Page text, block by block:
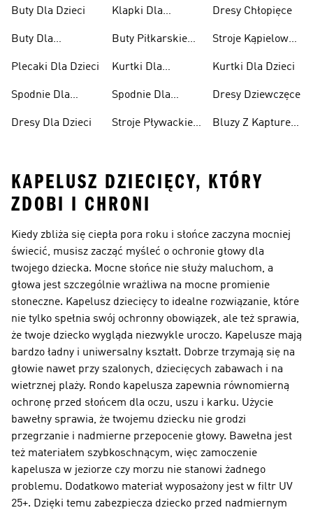
Buty Dla Dzieci
Buty Dla
Plecaki Dla Dzieci
Spodnie Dla
Dresy Dla Dzieci
Klapki Dla
Buty Piłkarskie
Kurtki Dla
Spodnie Dla
Stroje Pływackie
Dresy Chłopięce
Stroje Kąpielowe
Kurtki Dla Dzieci
Dresy Dziewczęce
Bluzy Z Kapturem
KAPELUSZ DZIECIĘCY, KTÓRY
ZDOBI I CHRONI
Kiedy zbliża się ciepła pora roku i słońce zaczyna mocniej
świecić, musisz zacząć myśleć o ochronie głowy dla
twojego dziecka. Mocne słońce nie służy maluchom, a
głowa jest szczególnie wrażliwa na mocne promienie
słoneczne. Kapelusz dziecięcy to idealne rozwiązanie, które
nie tylko spełnia swój ochronny obowiązek, ale też sprawia,
że twoje dziecko wygląda niezwykle uroczo. Kapelusze mają
bardzo ładny i uniwersalny kształt. Dobrze trzymają się na
głowie nawet przy szalonych, dziecięcych zabawach i na
wietrznej plaży. Rondo kapelusza zapewnia równomierną
ochronę przed słońcem dla oczu, uszu i karku. Użycie
bawełny sprawia, że twojemu dziecku nie grodzi
przegrzanie i nadmierne przepocenie głowy. Bawełna jest
też materiałem szybkoschnącym, więc zamoczenie
kapelusza w jeziorze czy morzu nie stanowi żadnego
problemu. Dodatkowo materiał wyposażony jest w filtr UV
25+. Dzięki temu zabezpiecza dziecko przed nadmiernym